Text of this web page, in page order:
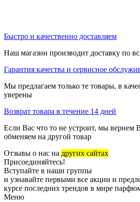
Быстро и качественно доставляем
Наш магазин производит доставку по
Гарантия качества и сервисное
Мы предлагаем только те товары, в
уверены
Возврат товара в течение 14 дней
Если Вас что то не устроит, мы вернем
обменяем на другой товар
Отзывы о нас на других сайтах
Присоединяйтесь!
Вступайте в наши группы
и узнавайте первыми все акции и
курсе последних трендов в мире
Меню